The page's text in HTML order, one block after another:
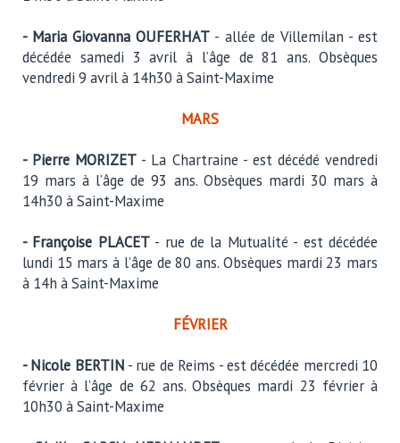
- Maria Giovanna OUFERHAT - allée de Villemilan - est
décédée samedi 3 avril à l’âge de 81 ans. Obsèques
vendredi 9 avril à 14h30 à Saint-Maxime
MARS
- Pierre MORIZET - La Chartraine - est décédé vendredi
19 mars à l’âge de 93 ans. Obsèques mardi 30 mars à
14h30 à Saint-Maxime
- Françoise PLACET- rue de la Mutualité - est décédée
lundi 15 mars à l’âge de 80 ans. Obsèques mardi 23 mars
à 14h à Saint-Maxime
FÉVRIER
- Nicole BERTIN - rue de Reims - est décédée mercredi 10
février à l’âge de 62 ans. Obsèques mardi 23 février à
10h30 à Saint-Maxime